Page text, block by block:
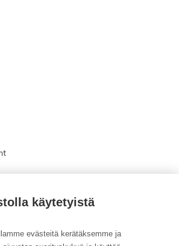
käytetyistä
evästeitä kerätäksemme ja